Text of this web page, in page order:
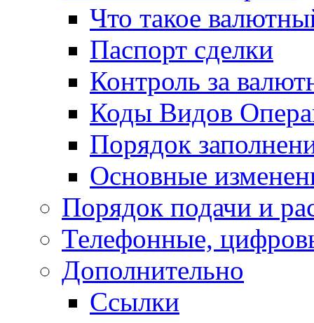
Что такое
Паспорт сделки
Контроль за
Коды Видов
Порядок
Основные
Порядок подачи и
Телефонные,
Дополнительно
Ссылки